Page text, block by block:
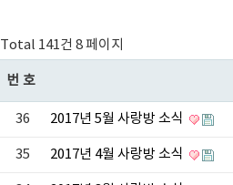
Total 141건 8 페이지
번호
36 2017년 5월 사랑방 소식
35 2017년 4월 사랑방 소식